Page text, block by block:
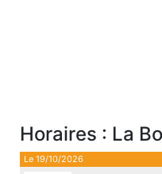
Horaires : La
Le 19/10/2026